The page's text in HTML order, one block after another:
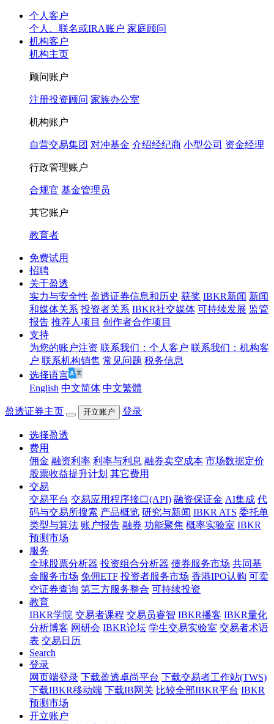
个人客户
个人、联名或IRA账户 家庭顾问
机构客户
机构主页
顾问账户
注册投资顾问 家族办公室
机构账户
自营交易集团 对冲基金 介绍经纪商 小型公司 资金经理
行政管理账户
合规官 基金管理员
其它账户
教育者
免费试用
招聘
关于盈透
实力与安全性 盈透证券信息和历史 获奖 IBKR新闻 新闻
和媒体关系 投资者关系 IBKR社交媒体 可持续发展 监管
报告 推荐人项目 创作者合作项目
支持
为您的账户注资 联系我们：个人客户 联系我们：机构客
户 联系机构销售 常见问题 税务信息
选择语言
English 中文简体 中文繁體
盈透证券主页 开立账户 登录
选择盈透
费用
佣金 融资利率 利率与利息 融券卖空成本 市场数据定价
股票收益提升计划 其它费用
交易
交易平台 交易应用程序接口(API) 融资保证金 AI集成 代
码与交易所搜索 产品概览 研究与新闻 IBKR ATS 委托单
类型与算法 账户报告 融券 功能聚焦 概率实验室 IBKR
预测市场
服务
全球股票分析器 投资组合分析器 债券服务市场 共同基
金服务市场 免佣ETF 投资者服务市场 香港IPO认购 可卖
空证券查询 第三方服务整合 可持续投资
教育
IBKR学院 交易者课程 交易员睿智 IBKR播客 IBKR量化
分析博客 网研会 IBKR论坛 学生交易实验室 交易者术语
表 交易日历
Search
登录
网页端登录 下载盈透卓尚平台 下载交易者工作站(TWS)
下载IBKR移动端 下载IB网关 比较全部IBKR平台 IBKR
预测市场
开立账户